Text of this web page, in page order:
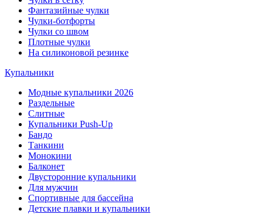
Фантазийные чулки
Чулки-ботфорты
Чулки со швом
Плотные чулки
На силиконовой резинке
Купальники
Модные купальники 2026
Раздельные
Слитные
Купальники Push-Up
Бандо
Танкини
Монокини
Балконет
Двусторонние купальники
Для мужчин
Спортивные для бассейна
Детские плавки и купальники